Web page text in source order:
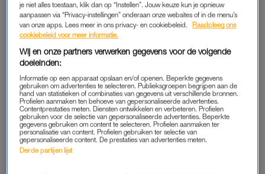
vruchten af.
“Dat is me gelukt, dus nu spreek ik de taal vloeiend. Ik kijk nog
altijd trouw naar het songfestival. Meestal ben ik voor
Nederland, want Andorra doet niet meer mee. Dit jaar ga ik
denk ik maar voor het land met het beste nummer.”
Inmiddels heeftMarianhaar leven opgebouwd in de bergen
van Andorra, waar ze samen met haar man Bas en zoon
André een hotel runt. “Dat doen we nog steeds met z’n
drietjes”, vertelt ze.
je niet alles toestaan, klik dan op “Instellen”. Jouw keuze kun je opnieuw
aanpassen via “Privacy-instellingen” onderaan onze websites of in de menu’s
van onze apps. Lees meer in ons privacy- en cookiebeleid.
Raadpleeg ons
cookiebeleid voor meer informatie.
Wij en onze partners verwerken gegevens voor de volgende
doeleinden:
Informatie op een apparaat opslaan en/of openen. Beperkte gegevens
gebruiken om advertenties te selecteren. Publieksgroepen begrijpen aan de
hand van statistieken of combinaties van gegevens uit verschillende bronnen.
Profielen aanmaken ten behoeve van gepersonaliseerde advertenties.
Contentprestaties meten. Diensten ontwikkelen en verbeteren. Profielen
gebruiken voor de selectie van gepersonaliseerde advertenties. Beperkte
gegevens gebruiken om content te selecteren. Profielen aanmaken ter
personalisatie van content. Profielen gebruiken ter selectie van
gepersonaliseerde content. De prestaties van advertenties meten.
Derde partijen lijst